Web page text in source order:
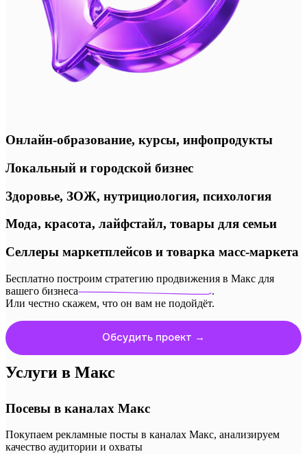
Онлайн-образование, курсы, инфопродукты
Локальный и городской бизнес
Здоровье, ЗОЖ, нутрициология, психология
Мода, красота, лайфстайл, товары для семьи
Селлеры маркетплейсов и товарка масс-маркета
Бесплатно построим стратегию продвижения в Макс для
вашего бизнеса
.
Или честно скажем, что он вам не подойдёт.
Обсудить проект →
Услуги в Макс
Посевы в каналах Макс
Покупаем рекламные посты в каналах Макс, анализируем
качество аудитории и охваты